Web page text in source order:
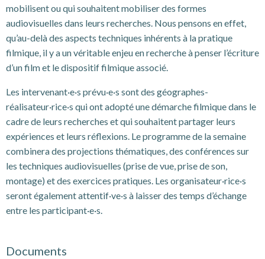
mobilisent ou qui souhaitent mobiliser des formes
audiovisuelles dans leurs recherches. Nous pensons en effet,
qu’au-delà des aspects techniques inhérents à la pratique
filmique, il y a un véritable enjeu en recherche à penser l’écriture
d’un film et le dispositif filmique associé.
Les intervenant·e·s prévu·e·s sont des géographes-
réalisateur·rice·s qui ont adopté une démarche filmique dans le
cadre de leurs recherches et qui souhaitent partager leurs
expériences et leurs réflexions. Le programme de la semaine
combinera des projections thématiques, des conférences sur
les techniques audiovisuelles (prise de vue, prise de son,
montage) et des exercices pratiques. Les organisateur·rice·s
seront également attentif·ve·s à laisser des temps d’échange
entre les participant·e·s.
Documents